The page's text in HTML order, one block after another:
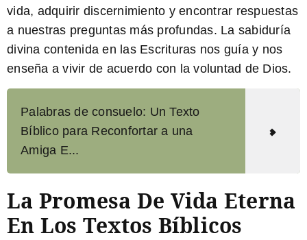
vida, adquirir discernimiento y encontrar respuestas
a nuestras preguntas más profundas. La sabiduría
divina contenida en las Escrituras nos guía y nos
enseña a vivir de acuerdo con la voluntad de Dios.
Palabras de consuelo: Un Texto
Bíblico para Reconfortar a una
Amiga E...
La Promesa De Vida Eterna
En Los Textos Bíblicos